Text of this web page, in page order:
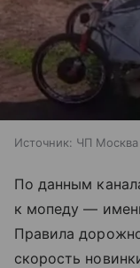
Источник: ЧП Москва
По данным
к мопеду —
Правила
скорость